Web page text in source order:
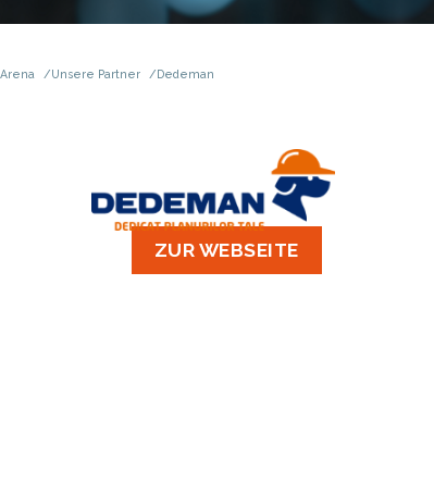
Arena Unsere Partner Dedeman
ZUR WEBSEITE